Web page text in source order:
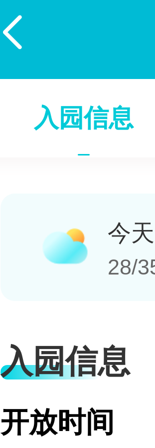

入园信息
今天
28/
入园信息
开放时间